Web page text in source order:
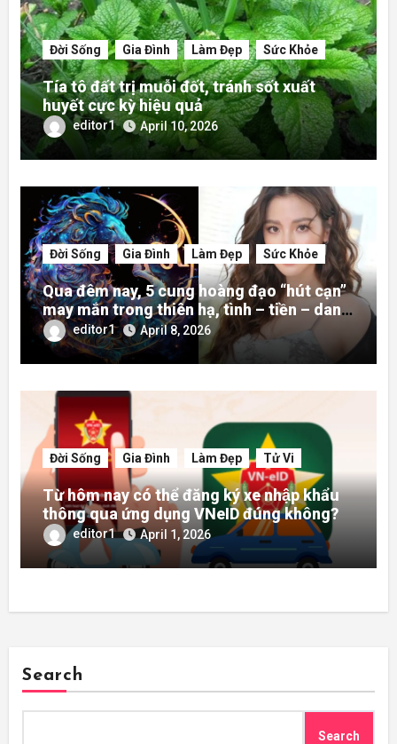
Đời Sống Gia Đình Làm Đẹp Sức Khỏe
Tía tô đất trị muỗi đốt, tránh sốt xuất
huyết cực kỳ hiệu quả
editor1 April 10, 2026
Đời Sống Gia Đình Làm Đẹp Sức Khỏe
Qua đêm nay, 5 cung hoàng đạo “hút cạn”
may mắn trong thiên hạ, tình – tiền – danh
rực rỡ hơn người
editor1 April 8, 2026
Đời Sống Gia Đình Làm Đẹp Tử Vi
Từ hôm nay có thể đăng ký xe nhập khẩu
thông qua ứng dụng VNeID đúng không?
editor1 April 1, 2026
Search
Search